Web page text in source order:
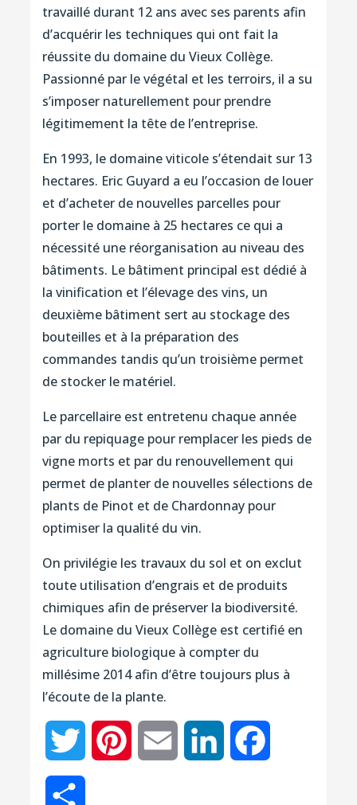
travaillé durant 12 ans avec ses parents afin
d’acquérir les techniques qui ont fait la
réussite du domaine du Vieux Collège.
Passionné par le végétal et les terroirs, il a su
s’imposer naturellement pour prendre
légitimement la tête de l’entreprise.
En 1993, le domaine viticole s’étendait sur 13
hectares. Eric Guyard a eu l’occasion de louer
et d’acheter de nouvelles parcelles pour
porter le domaine à 25 hectares ce qui a
nécessité une réorganisation au niveau des
bâtiments. Le bâtiment principal est dédié à
la vinification et l’élevage des vins, un
deuxième bâtiment sert au stockage des
bouteilles et à la préparation des
commandes tandis qu’un troisième permet
de stocker le matériel.
Le parcellaire est entretenu chaque année
par du repiquage pour remplacer les pieds de
vigne morts et par du renouvellement qui
permet de planter de nouvelles sélections de
plants de Pinot et de Chardonnay pour
optimiser la qualité du vin.
On privilégie les travaux du sol et on exclut
toute utilisation d’engrais et de produits
chimiques afin de préserver la biodiversité.
Le domaine du Vieux Collège est certifié en
agriculture biologique à compter du
millésime 2014 afin d’être toujours plus à
l’écoute de la plante.
Twitter Pinterest Email LinkedIn